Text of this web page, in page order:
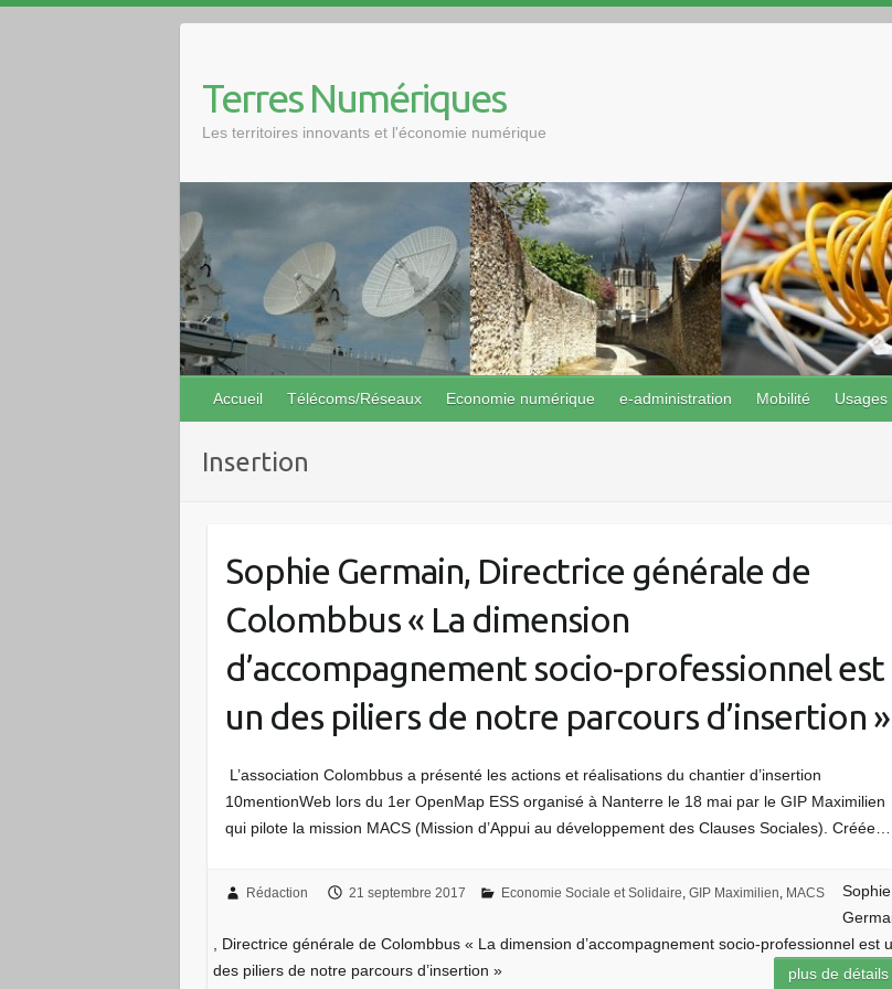
Terres Numériques
Les territoires innovants et l'économie numérique
Accueil Télécoms/Réseaux Economie numérique e-administration Mobilité
Insertion
Sophie Germain, Directrice générale de
Colombbus « La dimension
d’accompagnement socio-professionnel est
un des piliers de notre parcours d’insertion »
L’association Colombbus a présenté les actions et réalisations du chantier d’insertion
10mentionWeb lors du 1er OpenMap ESS organisé à Nanterre le 18 mai par le GIP Maximilien
qui pilote la mission MACS (Mission d’Appui au développement des Clauses Sociales). Créée…
Rédaction 21 septembre 2017 Economie Sociale et Solidaire GIP Maximilien MACS
Sophie
, Directrice générale de Colombbus « La dimension d’accompagnement socio-professionnel est
des piliers de notre parcours d’insertion »
plus de détails